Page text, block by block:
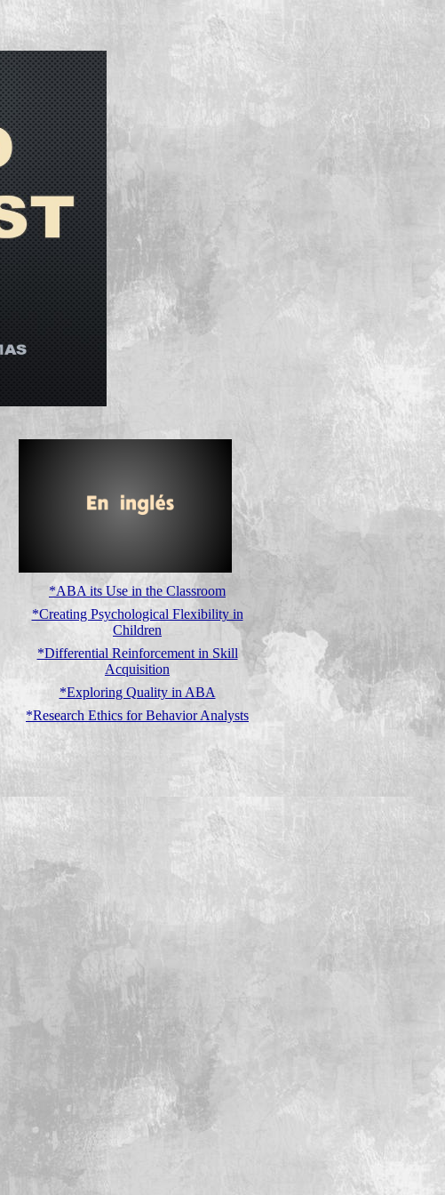
*ABA its Use in the Classroom
*Creating Psychological Flexibility in
Children
*Differential Reinforcement in Skill
Acquisition
*Exploring Quality in ABA
*Research Ethics for Behavior Analysts